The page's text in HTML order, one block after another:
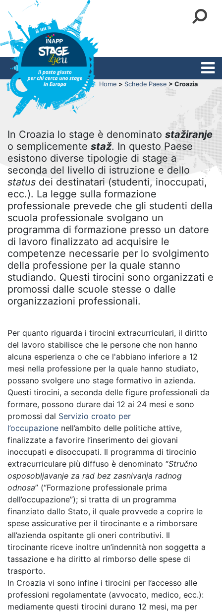
Home > Schede Paese > Croazia
In Croazia lo stage è denominato stažiranje
o semplicemente staž. In questo Paese
esistono diverse tipologie di stage a
seconda del livello di istruzione e dello
status dei destinatari (studenti, inoccupati,
ecc.). La legge sulla formazione
professionale prevede che gli studenti della
scuola professionale svolgano un
programma di formazione presso un datore
di lavoro finalizzato ad acquisire le
competenze necessarie per lo svolgimento
della professione per la quale stanno
studiando. Questi tirocini sono organizzati e
promossi dalle scuole stesse o dalle
organizzazioni professionali.
Per quanto riguarda i tirocini extracurriculari, il diritto
del lavoro stabilisce che le persone che non hanno
alcuna esperienza o che ce l'abbiano inferiore a 12
mesi nella professione per la quale hanno studiato,
possano svolgere uno stage formativo in azienda.
Questi tirocini, a seconda delle figure professionali da
formare, possono durare dai 12 ai 24 mesi e sono
promossi dal Servizio croato per
l’occupazione nell’ambito delle politiche attive,
finalizzate a favorire l’inserimento dei giovani
inoccupati e disoccupati. Il programma di tirocinio
extracurriculare più diffuso è denominato “Stručno
osposobljavanje za rad bez zasnivanja radnog
odnosa” (“Formazione professionale prima
dell’occupazione”); si tratta di un programma
finanziato dallo Stato, il quale provvede a coprire le
spese assicurative per il tirocinante e a rimborsare
all’azienda ospitante gli oneri contributivi. Il
tirocinante riceve inoltre un’indennità non soggetta a
tassazione e ha diritto al rimborso delle spese di
trasporto.
In Croazia vi sono infine i tirocini per l’accesso alle
professioni regolamentate (avvocato, medico, ecc.):
mediamente questi tirocini durano 12 mesi, ma per